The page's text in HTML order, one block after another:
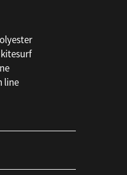
line